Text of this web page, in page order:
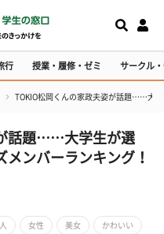
行 授業・履修・ゼミ サークル
TOKIO松岡くんの家政夫姿が話題……大
話題……大学生が選
ンバーランキング！
女性 美女 かわいい